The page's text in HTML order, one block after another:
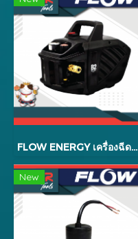
FLOW ENERGY เครื่องฉีดน้ำแรงดันสูง รุ่น B2 EXTRA
New